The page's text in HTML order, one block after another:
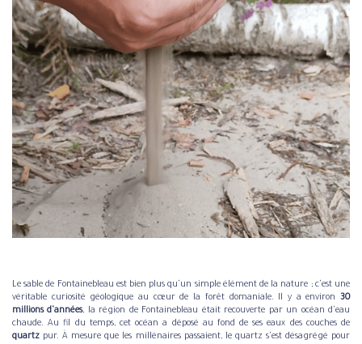
Le sable de Fontainebleau est bien plus qu'un simple élément de la nature ; c'est une
véritable curiosité géologique au cœur de la forêt domaniale. Il y a environ 30
millions d'années, la région de Fontainebleau était recouverte par un océan d'eau
chaude. Au fil du temps, cet océan a déposé au fond de ses eaux des couches de
quartz pur. À mesure que les millénaires passaient, le quartz s'est désagrégé pour